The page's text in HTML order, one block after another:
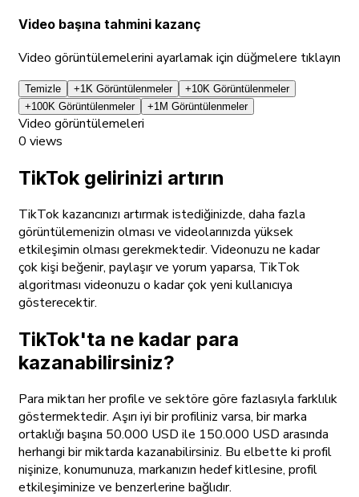
Video başına tahmini kazanç
Video görüntülemelerini ayarlamak için düğmelere tıklayın
Temizle +1K Görüntülenmeler
+10K Görüntülenmeler
+100K Görüntülenmeler
+1M Görüntülenmeler
Video görüntülemeleri
0 views
TikTok gelirinizi artırın
TikTok kazancınızı artırmak istediğinizde, daha fazla
görüntülemenizin olması ve videolarınızda yüksek
etkileşimin olması gerekmektedir. Videonuzu ne kadar
çok kişi beğenir, paylaşır ve yorum yaparsa, TikTok
algoritması videonuzu o kadar çok yeni kullanıcıya
gösterecektir.
TikTok'ta ne kadar para
kazanabilirsiniz?
Para miktarı her profile ve sektöre göre fazlasıyla farklılık
göstermektedir. Aşırı iyi bir profiliniz varsa, bir marka
ortaklığı başına 50.000 USD ile 150.000 USD arasında
herhangi bir miktarda kazanabilirsiniz. Bu elbette ki profil
nişinize, konumunuza, markanızın hedef kitlesine, profil
etkileşiminize ve benzerlerine bağlıdır.